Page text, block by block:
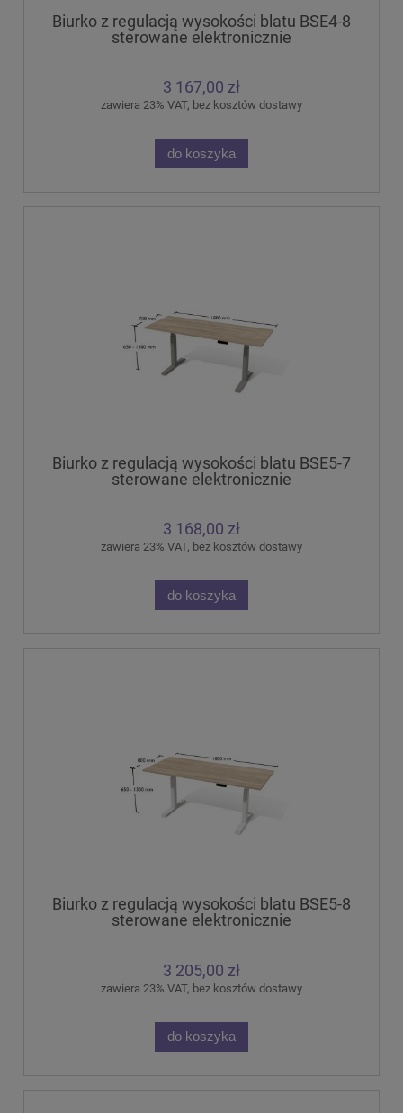
Biurko z regulacją wysokości blatu BSE4-8
sterowane elektronicznie
3 167,00 zł
zawiera 23% VAT, bez kosztów dostawy
do koszyka
Biurko z regulacją wysokości blatu BSE5-7
sterowane elektronicznie
3 168,00 zł
zawiera 23% VAT, bez kosztów dostawy
do koszyka
Biurko z regulacją wysokości blatu BSE5-8
sterowane elektronicznie
3 205,00 zł
zawiera 23% VAT, bez kosztów dostawy
do koszyka